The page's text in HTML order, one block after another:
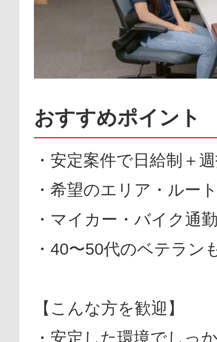
おすすめポイント
・安定案件で日給制＋
・希望のエリア・ルー
・マイカー・バイク通
・40〜50代のベテラン
【こんな方を歓迎】
・安定した環境でしっ